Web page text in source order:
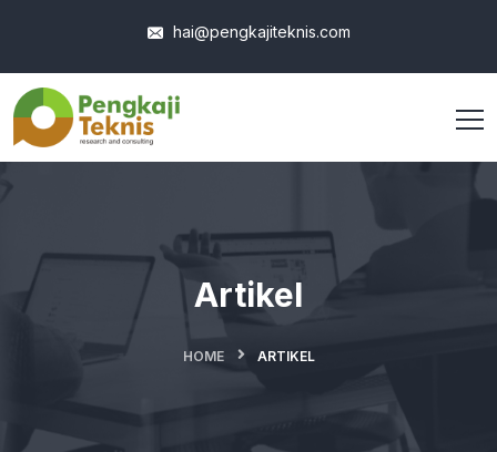
hai@pengkajiteknis.com
Artikel
HOME ARTIKEL